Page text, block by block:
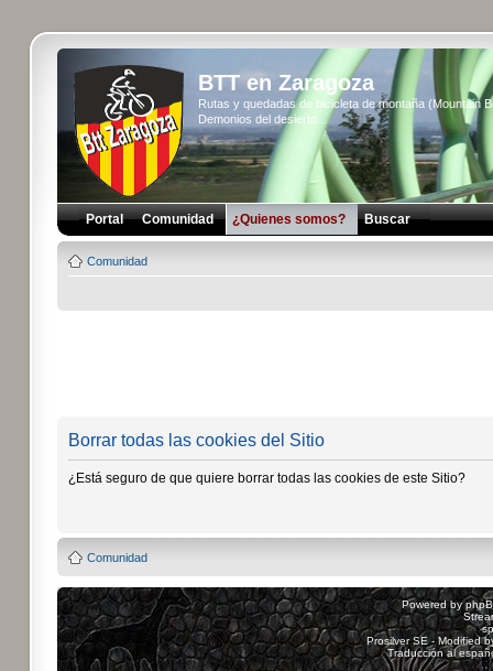
BTT en Zaragoza
Rutas y quedadas de bicicleta de montaña (Mountain
Demonios del desierto...
Portal Comunidad ¿Quienes somos? Buscar
Comunidad
Borrar todas las cookies del Sitio
¿Está seguro de que quiere borrar todas las cookies de este Sitio?
Comunidad
Powered by
Prosilver SE - Modified
Traducción al